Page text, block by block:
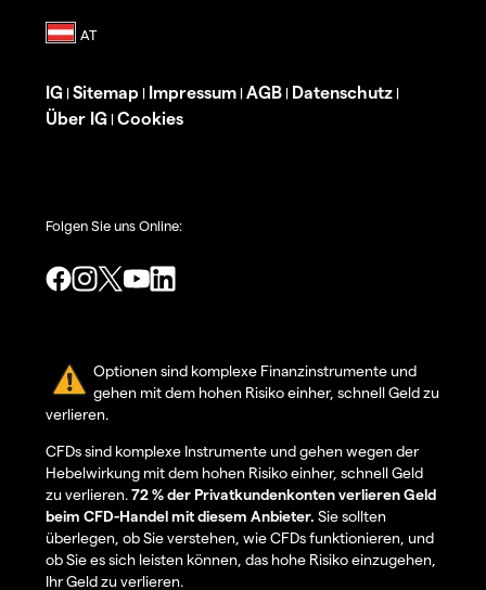
IG | Sitemap | Impressum | AGB | Datenschutz |
Über IG | Cookies
Folgen Sie uns Online:
Optionen sind komplexe Finanzinstrumente und
gehen mit dem hohen Risiko einher, schnell Geld zu
verlieren.
CFDs sind komplexe Instrumente und gehen wegen der
Hebelwirkung mit dem hohen Risiko einher, schnell Geld
zu verlieren.72 % der Privatkundenkonten verlieren Geld
beim CFD-Handel mit diesem Anbieter. Sie sollten
überlegen, ob Sie verstehen, wie CFDs funktionieren, und
ob Sie es sich leisten können, das hohe Risiko einzugehen,
Ihr Geld zu verlieren.